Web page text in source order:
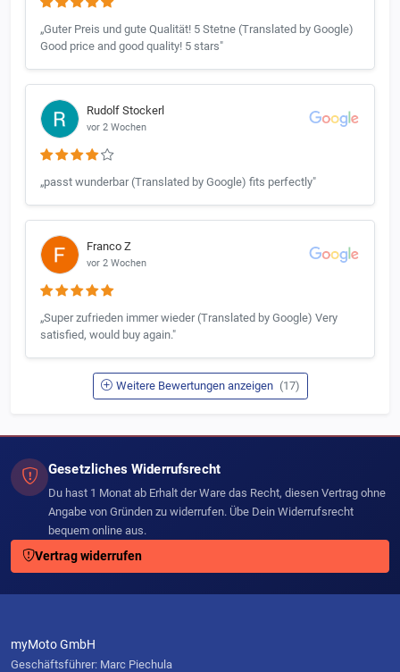
„Guter Preis und gute Qualität! 5 Stetne (Translated by Google)
Good price and good quality! 5 stars"
Rudolf Stockerl
vor 2 Wochen
„passt wunderbar (Translated by Google) fits perfectly"
Franco Z
vor 2 Wochen
„Super zufrieden immer wieder (Translated by Google) Very
satisfied, would buy again."
Weitere Bewertungen anzeigen (17)
Gesetzliches Widerrufsrecht
Du hast 1 Monat ab Erhalt der Ware das Recht, diesen Vertrag ohne
Angabe von Gründen zu widerrufen. Übe Dein Widerrufsrecht
bequem online aus.
Vertrag widerrufen
myMoto GmbH
Geschäftsführer: Marc Piechula